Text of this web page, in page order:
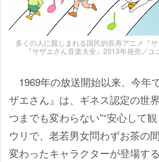
多くの人に親しまれる国民的長寿アニメ『
『サザエさん音楽大全』2013年発売／ユ
1969年の放送開始以来、今年
ザエさん』は、ギネス認定の世
つまでも変わらない”“安心して
ウリで、老若男女問わずお茶の
変わったキャラクターが登場す